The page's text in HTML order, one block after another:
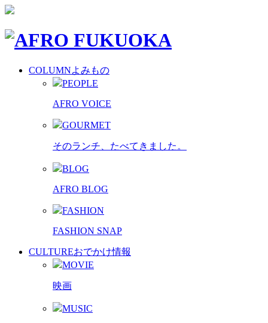
COLUMNよみもの
PEOPLE
AFRO VOICE
GOURMET
そのランチ、たべてきました。
BLOG
AFRO BLOG
FASHION
FASHION SNAP
CULTUREおでかけ情報
MOVIE
映画
MUSIC